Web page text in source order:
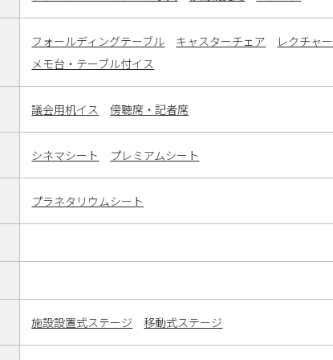
フォールディングテーブル キャスターチェア
レクチャ
メモ台・テーブル付イス
議会用机イス 傍聴席・記者席
シネマシート プレミアムシート
プラネタリウムシート
施設設置式ステージ 移動式ステージ